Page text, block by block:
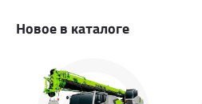
Новое в каталоге